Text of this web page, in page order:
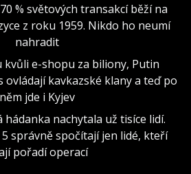
% světových transakcí běží na
z roku 1959. Nikdo ho neumí
nahradit
kvůli e-shopu za biliony, Putin
ovládají kavkazské klany a teď po
něm jde i Kyjev
nachytala už tisíce lidí.
5 správně spočítají jen lidé, kteří
pořadí operací